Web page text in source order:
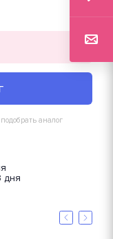
аналог
дня